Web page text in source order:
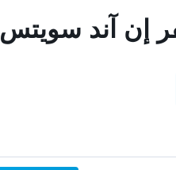
إن آند سويتس